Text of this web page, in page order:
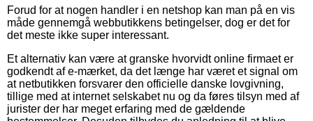
Forud for at nogen handler i en netshop kan man på en vis
måde gennemgå webbutikkens betingelser, dog er det for
det meste ikke super interessant.
Et alternativ kan være at granske hvorvidt online firmaet er
godkendt af e-mærket, da det længe har været et signal om
at netbutikken forsvarer den officielle danske lovgivning,
tillige med at internet selskabet nu og da føres tilsyn med af
jurister der har meget erfaring med de gældende